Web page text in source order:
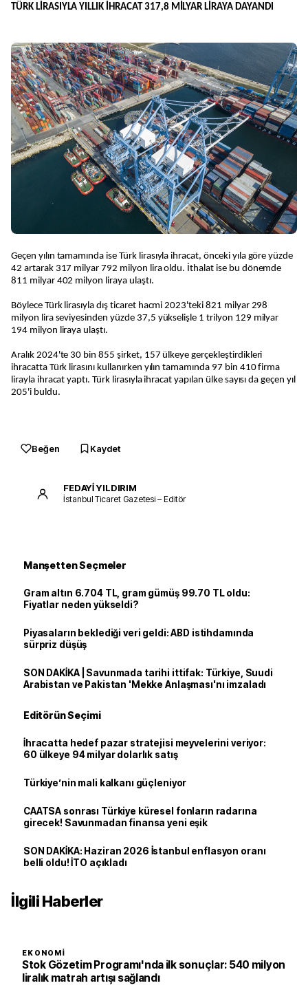
TÜRK LİRASIYLA YILLIK İHRACAT 317,8 MİLYAR LİRAYA DAYANDI
Geçen yılın tamamında ise Türk lirasıyla ihracat, önceki yıla göre yüzde
42 artarak 317 milyar 792 milyon lira oldu. İthalat ise bu dönemde
811 milyar 402 milyon liraya ulaştı.
Böylece Türk lirasıyla dış ticaret hacmi 2023'teki 821 milyar 298
milyon lira seviyesinden yüzde 37,5 yükselişle 1 trilyon 129 milyar
194 milyon liraya ulaştı.
Aralık 2024'te 30 bin 855 şirket, 157 ülkeye gerçekleştirdikleri
ihracatta Türk lirasını kullanırken yılın tamamında 97 bin 410 firma
lirayla ihracat yaptı. Türk lirasıyla ihracat yapılan ülke sayısı da geçen yıl
205'i buldu.
Beğen Kaydet
FEDAYİ YILDIRIM
İstanbul Ticaret Gazetesi – Editör
Manşetten Seçmeler
Gram altın 6.704 TL, gram gümüş 99.70 TL oldu:
Fiyatlar neden yükseldi?
Piyasaların beklediği veri geldi: ABD istihdamında
sürpriz düşüş
SON DAKİKA | Savunmada tarihi ittifak: Türkiye, Suudi
Arabistan ve Pakistan 'Mekke Anlaşması'nı imzaladı
Editörün Seçimi
İhracatta hedef pazar stratejisi meyvelerini veriyor:
60 ülkeye 94 milyar dolarlık satış
Türkiye’nin mali kalkanı güçleniyor
CAATSA sonrası Türkiye küresel fonların radarına
girecek! Savunmadan finansa yeni eşik
SON DAKİKA: Haziran 2026 İstanbul enflasyon oranı
belli oldu! İTO açıkladı
İlgili Haberler
EKONOMI
Stok Gözetim Programı'nda ilk sonuçlar: 540 milyon
liralık matrah artışı sağlandı